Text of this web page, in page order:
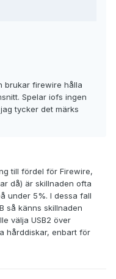
brukar firewire hålla
Spelar iofs ingen
tycker det märks
till fördel för Firewire,
då) är skillnaden ofta
under 5%. I dessa fall
så känns skillnaden
välja USB2 över
hårddiskar, enbart för